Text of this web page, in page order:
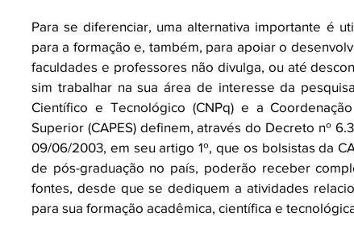
Para se diferenciar, uma alternativa importante é
para a formação e, também, para apoiar o
faculdades e professores não divulga, ou até
sim trabalhar na sua área de interesse da
Científico e Tecnológico (CNPq) e a
Superior (CAPES) definem, através do Decreto nº
09/06/2003, em seu artigo 1º, que os bolsistas da
de pós-graduação no país, poderão receber
fontes, desde que se dediquem a atividades
para sua formação acadêmica, científica e